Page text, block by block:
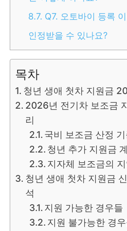
8.7. Q7. 오토바이 등록
인정받을 수 있나요?
목차
청년 생애 첫차 지원금
2026년 전기차 보조금
리
국비 보조금 산정
청년 추가 지원금
지자체 보조금의
청년 생애 첫차 지원금
석
지원 가능한 경우들
지원 불가능한 경